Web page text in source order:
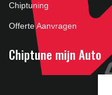
Chiptuning
Offerte Aanvragen
Chiptune mijn Auto